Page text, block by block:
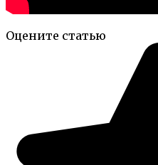
Оцените статью